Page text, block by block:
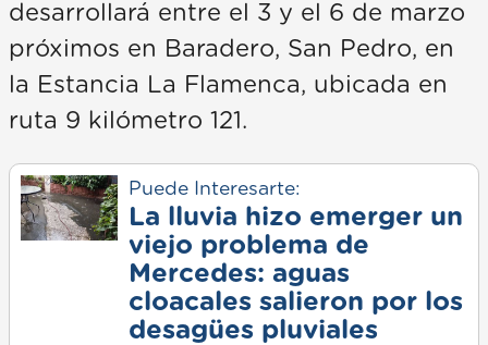
desarrollará entre el 3 y el 6 de marzo
próximos en Baradero, San Pedro, en
la Estancia La Flamenca, ubicada en
ruta 9 kilómetro 121.
Puede Interesarte:
La lluvia hizo emerger un
viejo problema de
Mercedes: aguas
cloacales salieron por los
desagües pluviales